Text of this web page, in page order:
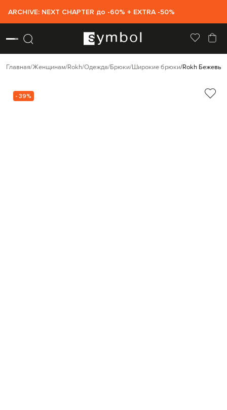
ARCHIVE: NEXT CHAPTER до -60% + EXTRA -50%
Главная Женщинам Rokh Одежда Брюки Широкие брюки Rokh
- 39%